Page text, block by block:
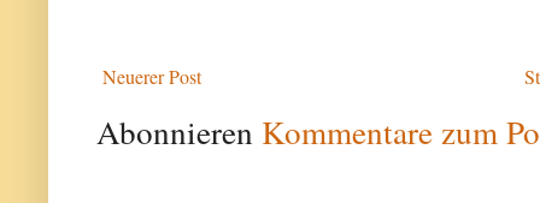
Neuerer Post
Abonnieren Kommentare zum